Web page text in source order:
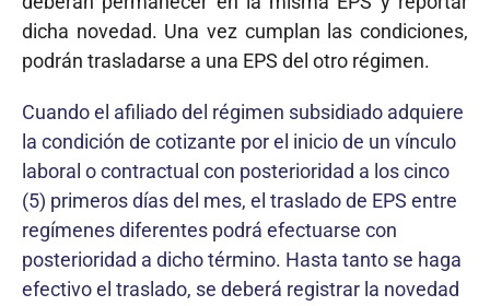
dicha novedad. Una vez cumplan las condiciones,
podrán trasladarse a una EPS del otro régimen.
Cuando el afiliado del régimen subsidiado adquiere
la condición de cotizante por el inicio de un vínculo
laboral o contractual con posterioridad a los cinco
(5) primeros días del mes, el traslado de EPS entre
regímenes diferentes podrá efectuarse con
posterioridad a dicho término. Hasta tanto se haga
efectivo el traslado, se deberá registrar la novedad